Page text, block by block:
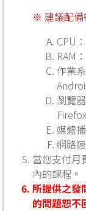
※ 建議配備
CPU
RAM
作業
瀏覽
媒體
網路
當您支付月
內的課程。
所提供之發
的問題恕不